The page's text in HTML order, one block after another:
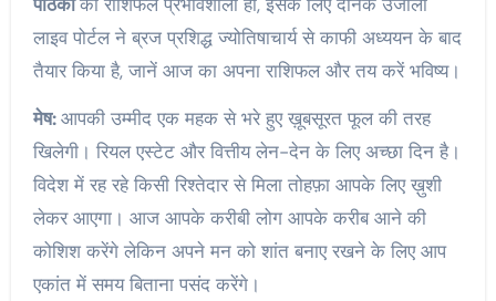
लाइव पोर्टल ने ब्रज प्रशिद्ध ज्योतिषाचार्य से काफी अध्ययन के बाद
तैयार किया है, जानें आज का अपना राशिफल और तय करें भविष्य।
मेष:आपकी उम्मीद एक महक से भरे हुए ख़ूबसूरत फूल की तरह
खिलेगी। रियल एस्टेट और वित्तीय लेन-देन के लिए अच्छा दिन है।
विदेश में रह रहे किसी रिश्तेदार से मिला तोहफ़ा आपके लिए ख़ुशी
लेकर आएगा। आज आपके करीबी लोग आपके करीब आने की
कोशिश करेंगे लेकिन अपने मन को शांत बनाए रखने के लिए आप
एकांत में समय बिताना पसंद करेंगे।